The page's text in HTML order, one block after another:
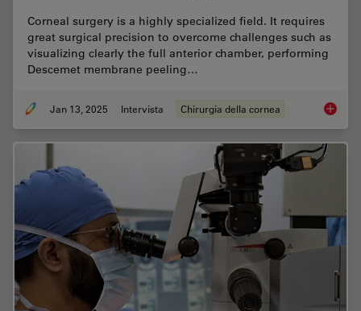
Corneal surgery is a highly specialized field. It requires
great surgical precision to overcome challenges such as
visualizing clearly the full anterior chamber, performing
Descemet membrane peeling…
Jan 13, 2025 Intervista Chirurgia della cornea How